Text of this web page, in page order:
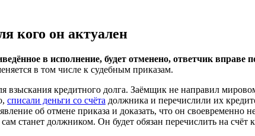
кого он актуален
в исполнение, будет отменено, ответчик вправе
в том числе к судебным приказам.
взыскания кредитного долга. Заёмщик не направил
списали деньги со счёта должника и перечислили их
об отмене приказа и доказать, что он
станет должником. Он будет обязан перечислить на